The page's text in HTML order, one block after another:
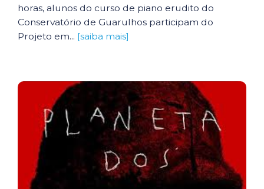
horas, alunos do curso de piano erudito do
Conservatório de Guarulhos participam do
Projeto em... [saiba mais]